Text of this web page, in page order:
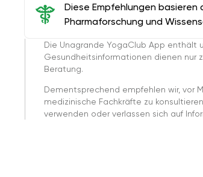
Diese Empfehlungen
Pharmaforschung und
Die Unagrande YogaClub App enthält
Gesundheitsinformationen dienen nur
Beratung.
Dementsprechend empfehlen wir, vor
medizinische Fachkräfte zu
verwenden oder verlassen sich auf